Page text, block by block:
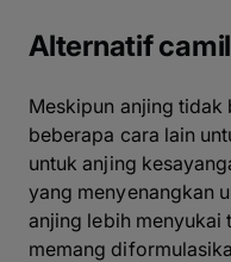
Alternatif
Meskipun anjing tidak
beberapa cara lain
untuk anjing
yang menyenangkan
anjing lebih menyukai
memang